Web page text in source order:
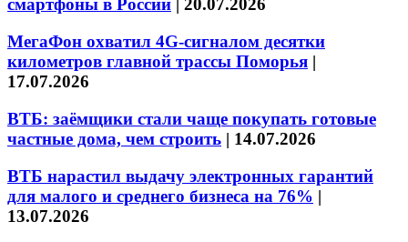
смартфоны в России | 20.07.2026
МегаФон охватил 4G-сигналом десятки
километров главной трассы Поморья |
17.07.2026
ВТБ: заёмщики стали чаще покупать готовые
частные дома, чем строить | 14.07.2026
ВТБ нарастил выдачу электронных гарантий
для малого и среднего бизнеса на 76% |
13.07.2026